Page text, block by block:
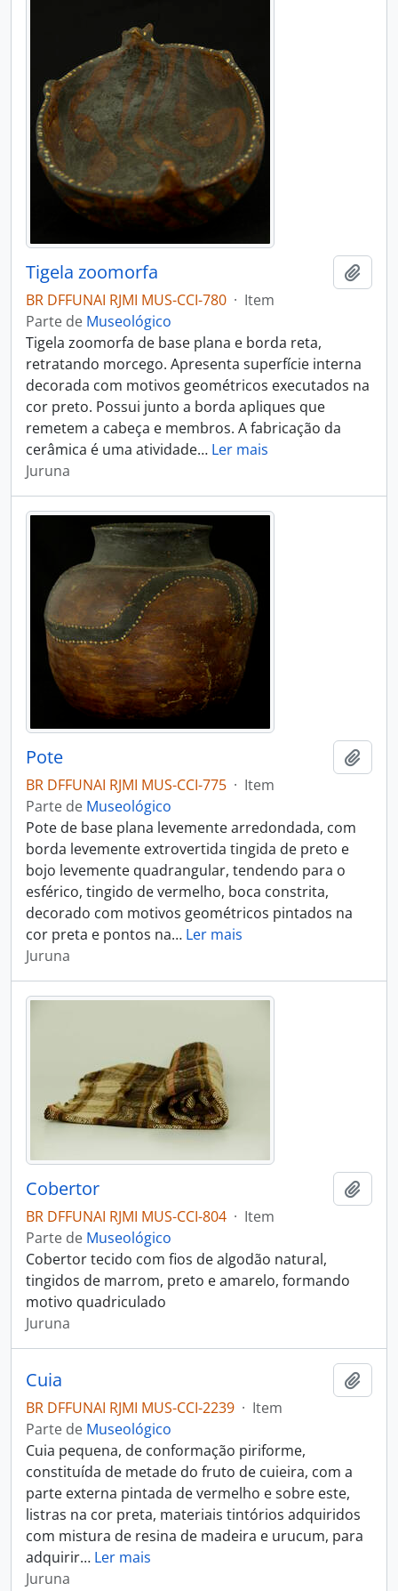
Tigela zoomorfa
BR DFFUNAI RJMI MUS-CCI-780 · Item
Parte de Museológico
Tigela zoomorfa de base plana e borda reta,
retratando morcego. Apresenta superfície interna
decorada com motivos geométricos executados na
cor preto. Possui junto a borda apliques que
remetem a cabeça e membros. A fabricação da
cerâmica é uma atividade… Ler mais
Juruna
Pote
BR DFFUNAI RJMI MUS-CCI-775 · Item
Parte de Museológico
Pote de base plana levemente arredondada, com
borda levemente extrovertida tingida de preto e
bojo levemente quadrangular, tendendo para o
esférico, tingido de vermelho, boca constrita,
decorado com motivos geométricos pintados na
cor preta e pontos na… Ler mais
Juruna
Cobertor
BR DFFUNAI RJMI MUS-CCI-804 · Item
Parte de Museológico
Cobertor tecido com fios de algodão natural,
tingidos de marrom, preto e amarelo, formando
motivo quadriculado
Juruna
Cuia
BR DFFUNAI RJMI MUS-CCI-2239 · Item
Parte de Museológico
Cuia pequena, de conformação piriforme,
constituída de metade do fruto de cuieira, com a
parte externa pintada de vermelho e sobre este,
listras na cor preta, materiais tintórios adquiridos
com mistura de resina de madeira e urucum, para
adquirir… Ler mais
Juruna